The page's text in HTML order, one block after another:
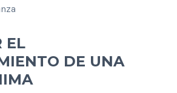
EL
DE UNA